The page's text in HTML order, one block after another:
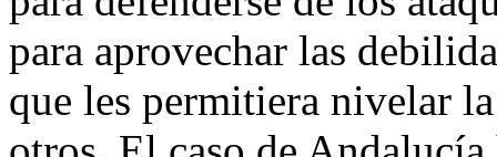
para aprovechar las
que les permitiera nivelar